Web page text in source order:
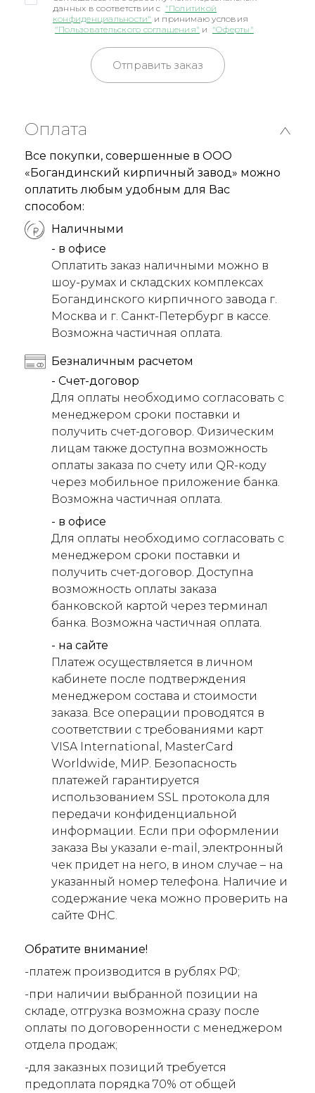
данных в соответствии с "Политикой
конфиденциальности" и принимаю условия
"Пользовательского соглашения" и "Оферты"
Отправить заказ
Оплата
Все покупки, совершенные в ООО
«Богандинский кирпичный завод» можно
оплатить любым удобным для Вас
способом:
Наличными
- в офисе
Оплатить заказ наличными можно в
шоу-румах и складских комплексах
Богандинского кирпичного завода г.
Москва и г. Санкт-Петербург в кассе.
Возможна частичная оплата.
Безналичным расчетом
- Счет-договор
Для оплаты необходимо согласовать с
менеджером сроки поставки и
получить счет-договор. Физическим
лицам также доступна возможность
оплаты заказа по счету или QR-коду
через мобильное приложение банка.
Возможна частичная оплата.
- в офисе
Для оплаты необходимо согласовать с
менеджером сроки поставки и
получить счет-договор. Доступна
возможность оплаты заказа
банковской картой через терминал
банка. Возможна частичная оплата.
- на сайте
Платеж осуществляется в личном
кабинете после подтверждения
менеджером состава и стоимости
заказа. Все операции проводятся в
соответствии с требованиями карт
VISA International, MasterCard
Worldwide, МИР. Безопасность
платежей гарантируется
использованием SSL протокола для
передачи конфиденциальной
информации. Если при оформлении
заказа Вы указали e-mail, электронный
чек придет на него, в ином случае – на
указанный номер телефона. Наличие и
содержание чека можно проверить на
сайте ФНС.
Обратите внимание!
-платеж производится в рублях РФ;
-при наличии выбранной позиции на
складе, отгрузка возможна сразу после
оплаты по договоренности с менеджером
отдела продаж;
-для заказных позиций требуется
предоплата порядка 70% от общей